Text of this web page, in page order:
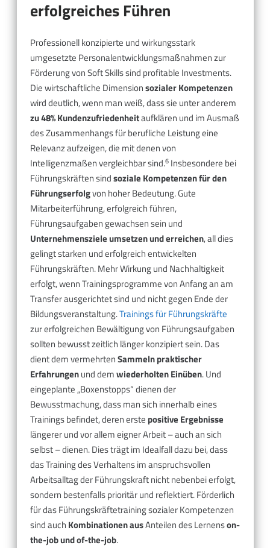
erfolgreiches Führen
Professionell konzipierte und wirkungsstark
umgesetzte Personalentwicklungsmaßnahmen zur
Förderung von Soft Skills sind profitable Investments.
Die wirtschaftliche Dimensionsozialer Kompetenzen
wird deutlich, wenn man weiß, dass sie unter anderem
zu 48% Kundenzufriedenheitaufklären und im Ausmaß
des Zusammenhangs für berufliche Leistung eine
Relevanz aufzeigen, die mit denen von
Intelligenzmaßen vergleichbar sind.6 Insbesondere bei
Führungskräften sindsoziale Kompetenzen für den
Führungserfolgvon hoher Bedeutung. Gute
Mitarbeiterführung, erfolgreich führen,
Führungsaufgaben gewachsen sein und
Unternehmensziele umsetzen und erreichen, all dies
gelingt starken und erfolgreich entwickelten
Führungskräften. Mehr Wirkung und Nachhaltigkeit
erfolgt, wenn Trainingsprogramme von Anfang an am
Transfer ausgerichtet sind und nicht gegen Ende der
Bildungsveranstaltung.Trainings für Führungskräfte
zur erfolgreichen Bewältigung von Führungsaufgaben
sollten bewusst zeitlich länger konzipiert sein. Das
dient dem vermehrtenSammeln praktischer
Erfahrungenund demwiederholten Einüben. Und
eingeplante „Boxenstopps“ dienen der
Bewusstmachung, dass man sich innerhalb eines
Trainings befindet, deren erste positive Ergebnisse
längerer und vor allem eigner Arbeit – auch an sich
selbst – dienen. Dies trägt im Idealfall dazu bei, dass
das Training des Verhaltens im anspruchsvollen
Arbeitsalltag der Führungskraft nicht nebenbei erfolgt,
sondern bestenfalls prioritär und reflektiert. Förderlich
für das Führungskräftetraining sozialer Kompetenzen
sind auch Kombinationen ausAnteilen des Lernenson-
the-job und of-the-job.